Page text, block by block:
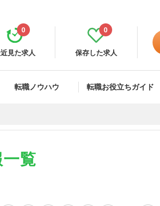
見た求人
0
保存した求人
0
転職ノウハウ 転職お役立ちガイド
覧